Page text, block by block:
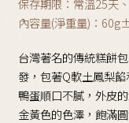
保存期限：常溫25天
內容量(淨重量)：
台灣著名的傳統糕餅
發，包著Q軟土鳳梨
鴨蛋順口不膩，外皮
金黃色的色澤，飽滿